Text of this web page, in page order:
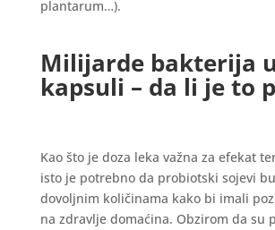
plantarum…).
Milijarde bakterija
kapsuli – da li je to
Kao što je doza leka važna za efekat
isto je potrebno da probiotski sojevi
dovoljnim količinama kako bi imali
na zdravlje domaćina. Obzirom da su